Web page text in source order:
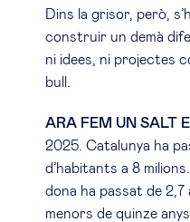
Dins la grisor, però,
construir un demà
ni idees, ni projectes
bull.
ARA FEM UN SALT
2025. Catalunya ha
d’habitants a 8
dona ha passat de
menors de quinze